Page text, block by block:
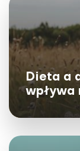
Dieta a
wpływa